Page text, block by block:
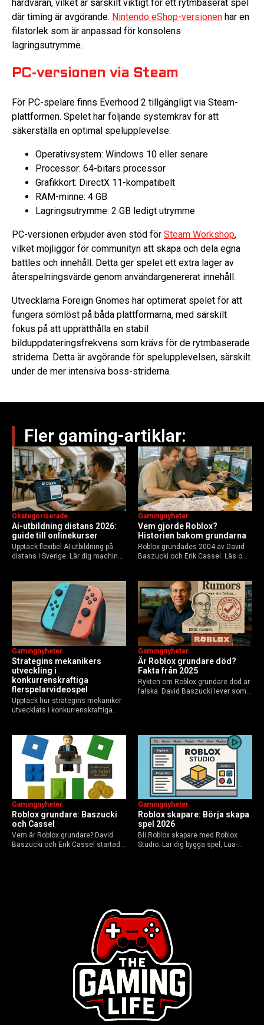
hårdvaran, vilket är särskilt viktigt för ett rytmbaserat spel
där timing är avgörande. Nintendo eShop-versionen har en
filstorlek som är anpassad för konsolens
lagringsutrymme.
PC-versionen via Steam
För PC-spelare finns Everhood 2 tillgängligt via Steam-
plattformen. Spelet har följande systemkrav för att
säkerställa en optimal spelupplevelse:
Operativsystem: Windows 10 eller senare
Processor: 64-bitars processor
Grafikkort: DirectX 11-kompatibelt
RAM-minne: 4 GB
Lagringsutrymme: 2 GB ledigt utrymme
PC-versionen erbjuder även stöd för Steam Workshop,
vilket möjliggör för communityn att skapa och dela egna
battles och innehåll. Detta ger spelet ett extra lager av
återspelningsvärde genom användargenererat innehåll.
Utvecklarna Foreign Gnomes har optimerat spelet för att
fungera sömlöst på båda plattformarna, med särskilt
fokus på att upprätthålla en stabil
bilduppdateringsfrekvens som krävs för de rytmbaserade
striderna. Detta är avgörande för spelupplevelsen, särskilt
under de mer intensiva boss-striderna.
Fler gaming-artiklar:
Ai-utbildning distans 2026:
guide till onlinekurser
Okategoriserade
Upptäck flexibel AI-utbildning på
distans i Sverige. Lär dig machine
Guide för nybörjare och
yrkesverksamma som vill bygga…
Vem gjorde Roblox?
Historien bakom grundarna
Gamingnyheter
Roblox grundades 2004 av David
Baszucki och Erik Cassel. Läs om
användare 2025, och vad som
händer inför 2026.
Strategins mekanikers
utveckling i
konkurrenskraftiga
flerspelarvideospel
Gamingnyheter
Upptäck hur strategins mekaniker
utvecklats i konkurrenskraftiga
AI-drivna innovationer.
Är Roblox grundare död?
Fakta från 2025
Gamingnyheter
Rykten om Roblox grundare död är
falska. David Baszucki lever som
Roblox grundare: Baszucki
och Cassel
Gamingnyheter
Vem är Roblox grundare? David
Baszucki och Erik Cassel startade
Roblox skapare: Börja skapa
spel 2026
Gamingnyheter
Bli Roblox skapare med Roblox
Studio. Lär dig bygga spel, Lua-